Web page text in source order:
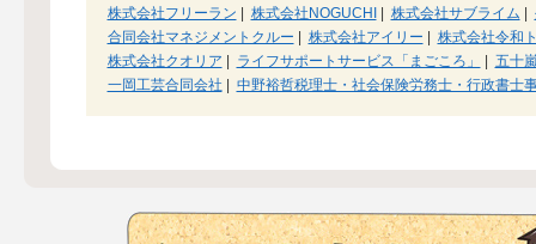
株式会社フリーラン 株式会社NOGUCHI 株式会社サブライム
合同会社マネジメントクルー
株式会社アイリー
株式会社令和
株式会社クオリア
ライフサポートサービス「まごころ」
五十
一岡工芸合同会社
中野裕哲税理士・社会保険労務士・行政書士